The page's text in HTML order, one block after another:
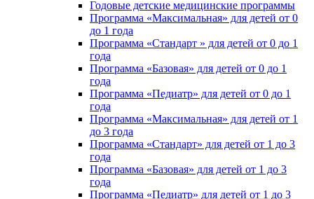
Годовые детские медицинские программы
Программа «Максимальная» для детей от 0
до 1 года
Программа «Стандарт » для детей от 0 до 1
года
Программа «Базовая» для детей от 0 до 1
года
Программа «Педиатр» для детей от 0 до 1
года
Программа «Максимальная» для детей от 1
до 3 года
Программа «Стандарт» для детей от 1 до 3
года
Программа «Базовая» для детей от 1 до 3
года
Программа «Педиатр» для детей от 1 до 3